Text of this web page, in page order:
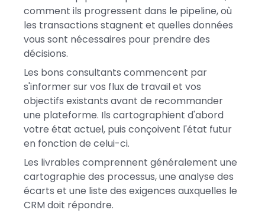
comment ils progressent dans le pipeline, où
les transactions stagnent et quelles données
vous sont nécessaires pour prendre des
décisions.
Les bons consultants commencent par
s'informer sur vos flux de travail et vos
objectifs existants avant de recommander
une plateforme. Ils cartographient d'abord
votre état actuel, puis conçoivent l'état futur
en fonction de celui-ci.
Les livrables comprennent généralement une
cartographie des processus, une analyse des
écarts et une liste des exigences auxquelles le
CRM doit répondre.